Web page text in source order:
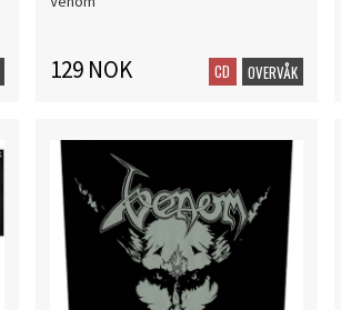
129 NOK CD OVERVÅK